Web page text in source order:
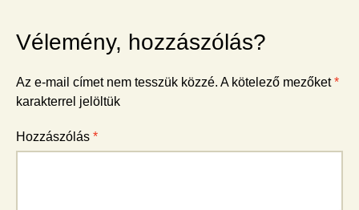
Vélemény, hozzászólás?
Az e-mail címet nem tesszük közzé. A kötelező mezőket*
karakterrel jelöltük
Hozzászólás *